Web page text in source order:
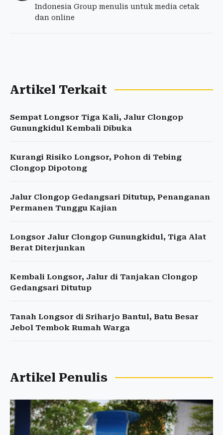
Indonesia Group menulis untuk media cetak
dan online
Artikel Terkait
Sempat Longsor Tiga Kali, Jalur Clongop
Gunungkidul Kembali Dibuka
Kurangi Risiko Longsor, Pohon di Tebing
Clongop Dipotong
Jalur Clongop Gedangsari Ditutup, Penanganan
Permanen Tunggu Kajian
Longsor Jalur Clongop Gunungkidul, Tiga Alat
Berat Diterjunkan
Kembali Longsor, Jalur di Tanjakan Clongop
Gedangsari Ditutup
Tanah Longsor di Sriharjo Bantul, Batu Besar
Jebol Tembok Rumah Warga
Artikel Penulis